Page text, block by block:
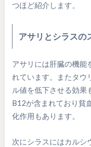
つほど紹介します。
アサリとシラスの
アサリには肝臓の機能
れています。またタウ
ル値を低下させる効果
B12が含まれており貧
化作用もあります。
次にシラスにはカルシ